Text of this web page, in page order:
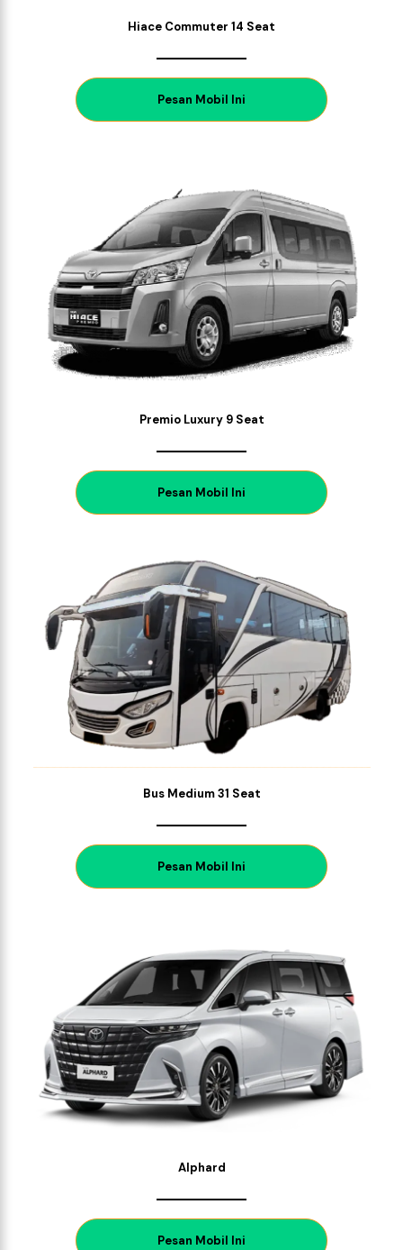
Hiace Commuter 14 Seat
Pesan Mobil Ini
Premio Luxury 9 Seat
Pesan Mobil Ini
Bus Medium 31 Seat
Pesan Mobil Ini
Alphard
Pesan Mobil Ini